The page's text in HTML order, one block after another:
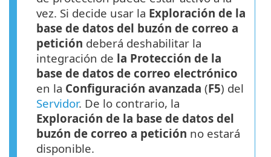
vez. Si decide usar la Exploración de la
base de datos del buzón de correo a
petición deberá deshabilitar la
integración de la Protección de la
base de datos de correo electrónico
en la Configuración avanzada (F5) del
Servidor. De lo contrario, la
Exploración de la base de datos del
buzón de correo a petición no estará
disponible.